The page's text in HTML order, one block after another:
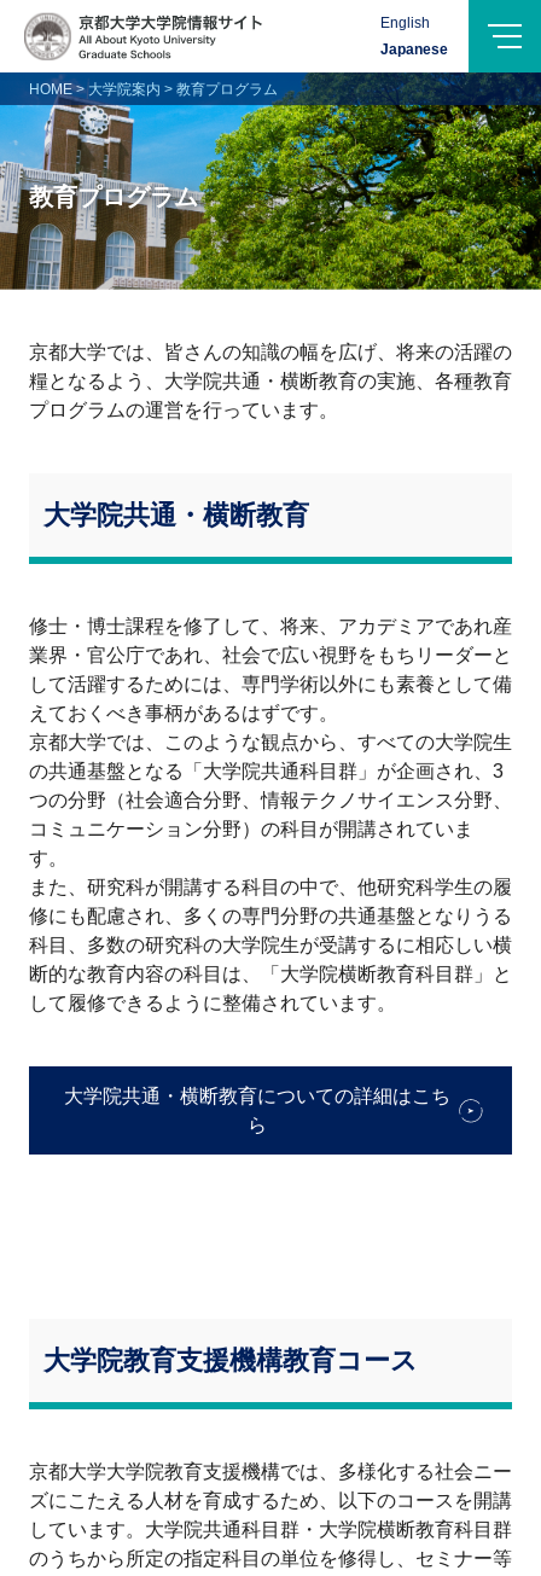
Logo-
Name
English
Japanese
HOME>大学院案内 > 教育プログラム
教育プログラム
京都大学では、皆さんの知識の幅を広げ、将来の活躍の
糧となるよう、大学院共通・横断教育の実施、各種教育
プログラムの運営を行っています。
大学院共通・横断教育
修士・博士課程を修了して、将来、アカデミアであれ産
業界・官公庁であれ、社会で広い視野をもちリーダーと
して活躍するためには、専門学術以外にも素養として備
えておくべき事柄があるはずです。
京都大学では、このような観点から、すべての大学院生
の共通基盤となる「大学院共通科目群」が企画され、3
つの分野（社会適合分野、情報テクノサイエンス分野、
コミュニケーション分野）の科目が開講されていま
す。
また、研究科が開講する科目の中で、他研究科学生の履
修にも配慮され、多くの専門分野の共通基盤となりうる
科目、多数の研究科の大学院生が受講するに相応しい横
断的な教育内容の科目は、「大学院横断教育科目群」と
して履修できるように整備されています。
大学院共通・横断教育についての詳細はこち
ら
大学院教育支援機構教育コース
京都大学大学院教育支援機構では、多様化する社会ニー
ズにこたえる人材を育成するため、以下のコースを開講
しています。大学院共通科目群・大学院横断教育科目群
のうちから所定の指定科目の単位を修得し、セミナー等